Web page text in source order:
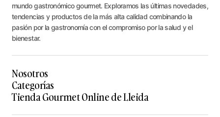
mundo gastronómico gourmet. Exploramos las últimas novedades,
tendencias y productos de la más alta calidad combinando la
pasión por la gastronomía con el compromiso por la salud y el
bienestar.
Nosotros
Categorías
Tienda Gourmet Online de Lleida